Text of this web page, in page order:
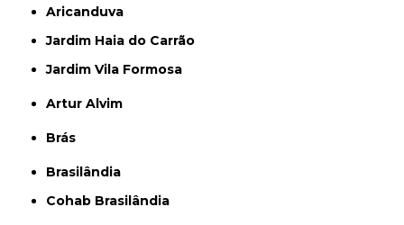
Aricanduva
Jardim Haia do Carrão
Jardim Vila Formosa
Artur Alvim
Brás
Brasilândia
Cohab Brasilândia